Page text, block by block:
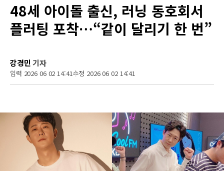
48세 아이돌 출신, 러닝 동호회서
플러팅 포착…“같이 달리기 한 번”
강경민 기자
입력 2026 06 02 14:41수정 2026 06 02 14:41